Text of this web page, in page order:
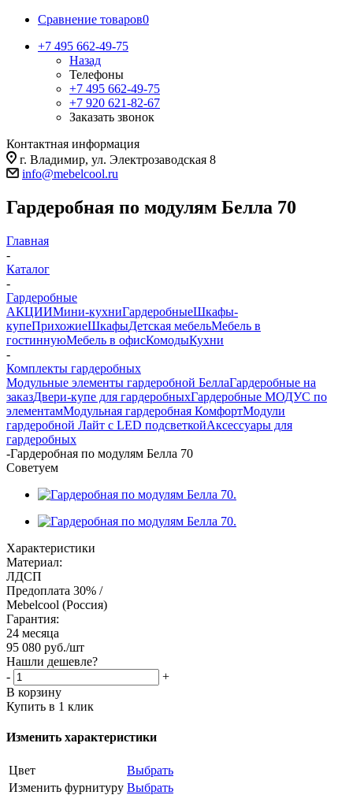
Сравнение товаров0
+7 495 662-49-75
Назад
Телефоны
+7 495 662-49-75
+7 920 621-82-67
Заказать звонок
Контактная информация
г. Владимир, ул. Электрозаводская 8
info@mebelcool.ru
Гардеробная по модулям Белла 70
Главная
-
Каталог
-
Гардеробные
АКЦИИМини-кухниГардеробныеШкафы-
купеПрихожиеШкафыДетская мебельМебель в
гостиннуюМебель в офисКомодыКухни
-
Комплекты гардеробных
Модульные элементы гардеробной БеллаГардеробные на
заказДвери-купе для гардеробныхГардеробные МОДУС по
элементамМодульная гардеробная КомфортМодули
гардеробной Лайт с LED подсветкойАксессуары для
гардеробных
-Гардеробная по модулям Белла 70
Советуем
Характеристики
Материал:
ЛДСП
Предоплата 30% /
Mebelcool (Россия)
Гарантия:
24 месяца
95 080 руб./шт
Нашли дешевле?
-
+
В корзину
Купить в 1 клик
Изменить характеристики
Цвет
Выбрать
Изменить фурнитуру Выбрать